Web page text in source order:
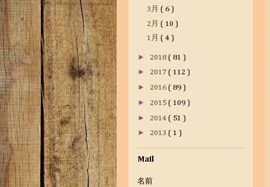
3月 ( 6 )
2月 ( 10 )
1月 ( 4 )
► 2018 ( 81 )
► 2017 ( 112 )
► 2016 ( 89 )
► 2015 ( 109 )
► 2014 ( 51 )
► 2013 ( 1 )
Mail
名前